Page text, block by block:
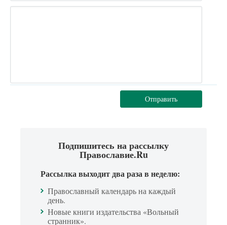
Отправить
Подпишитесь на рассылку
Православие.Ru
Рассылка выходит два раза в неделю:
Православный календарь на каждый
день.
Новые книги издательства «Вольный
странник».